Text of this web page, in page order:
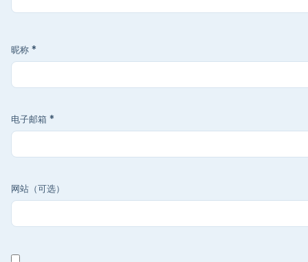
昵称 *
电子邮箱 *
网站（可选）